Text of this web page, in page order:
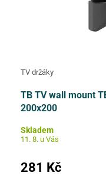
TV držáky
TB TV wall mount
200x200
Skladem
11. 8. u Vás
281 Kč